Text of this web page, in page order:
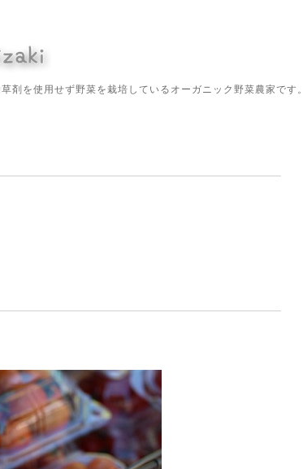
剤を使用せず野菜を栽培しているオーガニック野菜農家です。